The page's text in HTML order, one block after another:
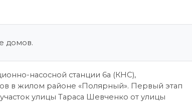
домов.
насосной станции 6а (КНС),
в жилом районе «Полярный». Первый этап
улицы Тараса Шевченко от улицы